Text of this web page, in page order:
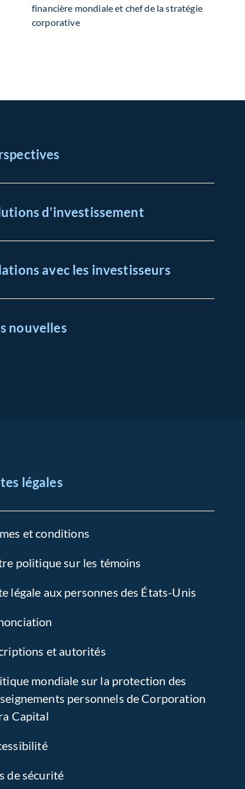
financière mondiale et chef de la stratégie
corporative
d’investissement
avec les investisseurs
nouvelles
légales
et conditions
politique sur les témoins
légale aux personnes des États-Unis
et autorités
mondiale sur la protection des
personnels de Corporation
Capital
de sécurité